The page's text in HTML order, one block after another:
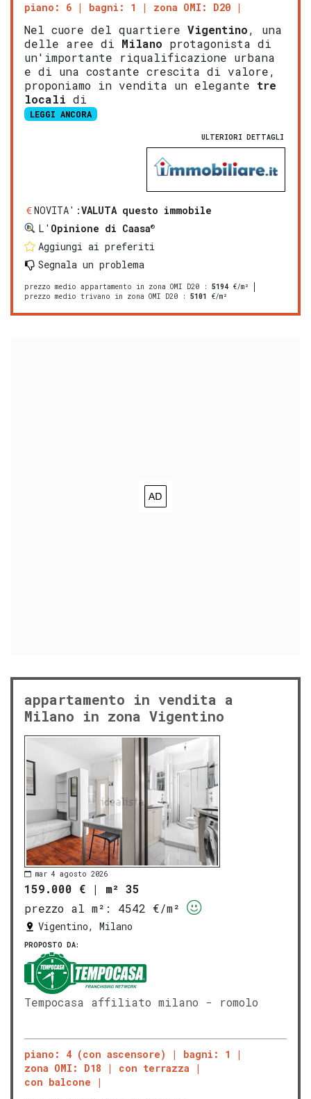
piano: 6 bagni: 1 zona OMI: D20
Nel cuore del quartiere Vigentino, una
delle aree di Milano protagonista di
un'importante riqualificazione urbana
e di una costante crescita di valore,
proponiamo in vendita un elegante tre
locali di
LEGGI ANCORA
ULTERIORI DETTAGLI
NOVITA':VALUTA questo immobile
L' Opinione di Caasa®
Aggiungi ai preferiti
Segnala un problema
prezzo medio appartamento in zona OMI D20 : 5194 €/m²
prezzo medio trivano in zona OMI D20 : 5101 €/m²
appartamento in vendita a
Milano in zona Vigentino
mar 4 agosto 2026
159.000 € | m² 35
prezzo al m²:
4542 €/m²
Vigentino, Milano
PROPOSTO DA:
Tempocasa affiliato milano - romolo
piano: 4 (con ascensore)
bagni: 1
zona OMI: D18
con terrazza
con balcone